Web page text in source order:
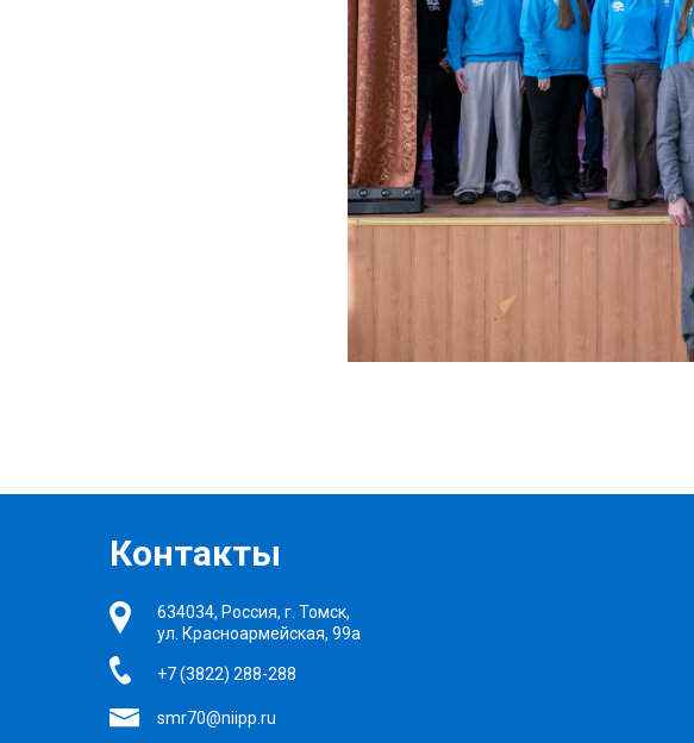
634034, Россия, г. Томск,
ул. Красноармейская, 99а
+7 (3822) 288-288
smr70@niipp.ru
Контакты